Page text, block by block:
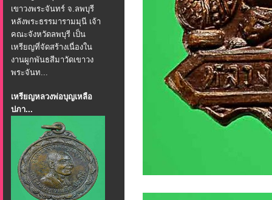
เขาวงพระจันทร์ จ.ลพบุรี
หลังพระธรรมารามมุนี เจ้า
คณะจังหวัดลพบุรี เป็น
เหรียญที่จัดสร้างเนื่องใน
งานผูกพันธสีมาวัดเขาวง
พระจันท...
เหรียญหลวงพ่อบุญเหลือ
ปภา...